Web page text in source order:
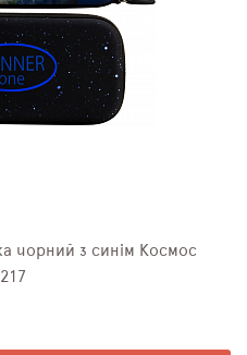
чорний з синім Космос